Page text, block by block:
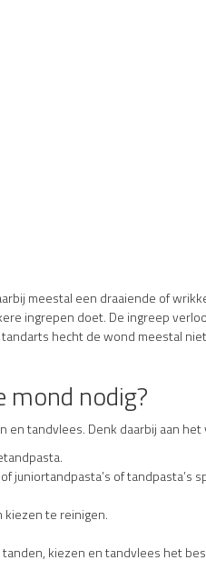
meestal een draaiende of
ingrepen doet. De ingreep
hecht de wond meestal
mond nodig?
tandvlees. Denk daarbij aan het
of tandpasta’s
kiezen te reinigen.
kiezen en tandvlees het